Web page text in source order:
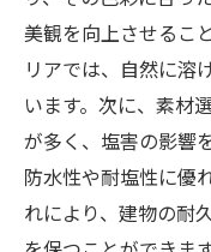
家族で楽
静岡市での
塗装前
セルフ塗
静岡市で
セルフ塗
美観を向上させるこ
リアでは、自然に溶
います。次に、素材
が多く、塩害の影響
防水性や耐塩性に優
れにより、建物の耐